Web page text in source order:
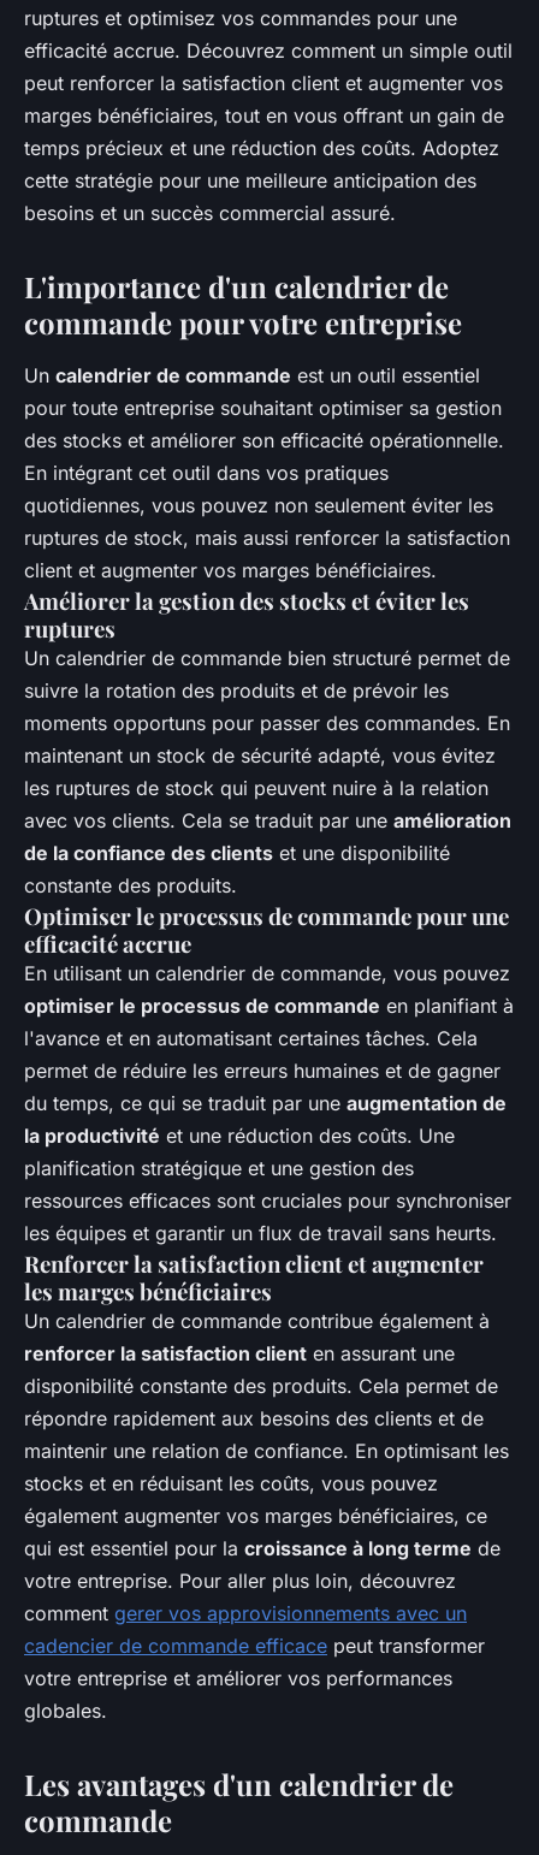
ruptures et optimisez vos commandes pour une
efficacité accrue. Découvrez comment un simple outil
peut renforcer la satisfaction client et augmenter vos
marges bénéficiaires, tout en vous offrant un gain de
temps précieux et une réduction des coûts. Adoptez
cette stratégie pour une meilleure anticipation des
besoins et un succès commercial assuré.
L'importance d'un calendrier de
commande pour votre entreprise
Un calendrier de commande est un outil essentiel
pour toute entreprise souhaitant optimiser sa gestion
des stocks et améliorer son efficacité opérationnelle.
En intégrant cet outil dans vos pratiques
quotidiennes, vous pouvez non seulement éviter les
ruptures de stock, mais aussi renforcer la satisfaction
client et augmenter vos marges bénéficiaires.
Améliorer la gestion des stocks et éviter les
ruptures
Un calendrier de commande bien structuré permet de
suivre la rotation des produits et de prévoir les
moments opportuns pour passer des commandes. En
maintenant un stock de sécurité adapté, vous évitez
les ruptures de stock qui peuvent nuire à la relation
avec vos clients. Cela se traduit par une amélioration
de la confiance des clients et une disponibilité
constante des produits.
Optimiser le processus de commande pour une
efficacité accrue
En utilisant un calendrier de commande, vous pouvez
optimiser le processus de commande en planifiant à
l'avance et en automatisant certaines tâches. Cela
permet de réduire les erreurs humaines et de gagner
du temps, ce qui se traduit par une augmentation de
la productivité et une réduction des coûts. Une
planification stratégique et une gestion des
ressources efficaces sont cruciales pour synchroniser
les équipes et garantir un flux de travail sans heurts.
Renforcer la satisfaction client et augmenter
les marges bénéficiaires
Un calendrier de commande contribue également à
renforcer la satisfaction client en assurant une
disponibilité constante des produits. Cela permet de
répondre rapidement aux besoins des clients et de
maintenir une relation de confiance. En optimisant les
stocks et en réduisant les coûts, vous pouvez
également augmenter vos marges bénéficiaires, ce
qui est essentiel pour la croissance à long terme de
votre entreprise. Pour aller plus loin, découvrez
comment gerer vos approvisionnements avec un
cadencier de commande efficace peut transformer
votre entreprise et améliorer vos performances
globales.
Les avantages d'un calendrier de
commande